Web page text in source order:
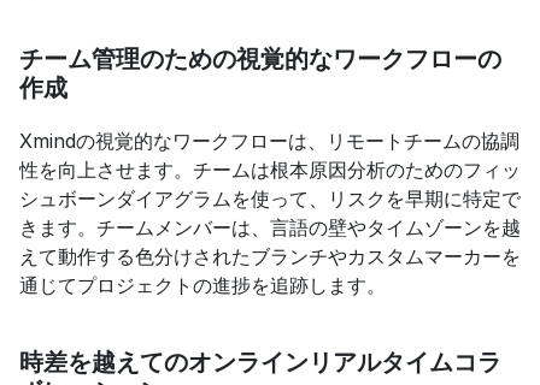
チーム管理のための視覚的なワークフローの
作成
Xmindの視覚的なワークフローは、リモートチームの協調
性を向上させます。チームは根本原因分析のためのフィッ
シュボーンダイアグラムを使って、リスクを早期に特定で
きます。チームメンバーは、言語の壁やタイムゾーンを越
えて動作する色分けされたブランチやカスタムマーカーを
通じてプロジェクトの進捗を追跡します。
時差を越えてのオンラインリアルタイムコラ